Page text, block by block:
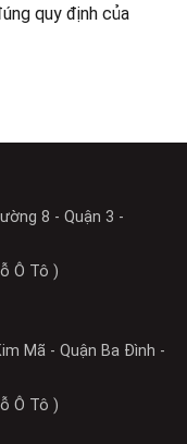
quy định của
8 - Quận 3 -
Ô Tô )
Mã - Quận Ba Đình -
Ô Tô )